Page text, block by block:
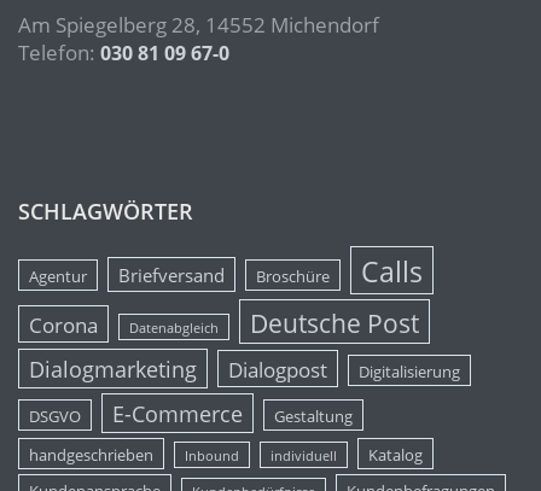
Am Spiegelberg 28, 14552 Michendorf
Telefon: 030 81 09 67-0
SCHLAGWÖRTER
Agentur Briefversand Broschüre Calls
Corona Datenabgleich Deutsche Post
Dialogmarketing Dialogpost Digitalisierung
DSGVO E-Commerce
Gestaltung
handgeschrieben
Inbound individuell
Katalog